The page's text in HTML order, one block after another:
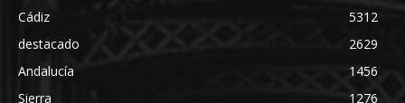
Cádiz
5312
destacado
2629
Andalucía
1456
Sierra
1276